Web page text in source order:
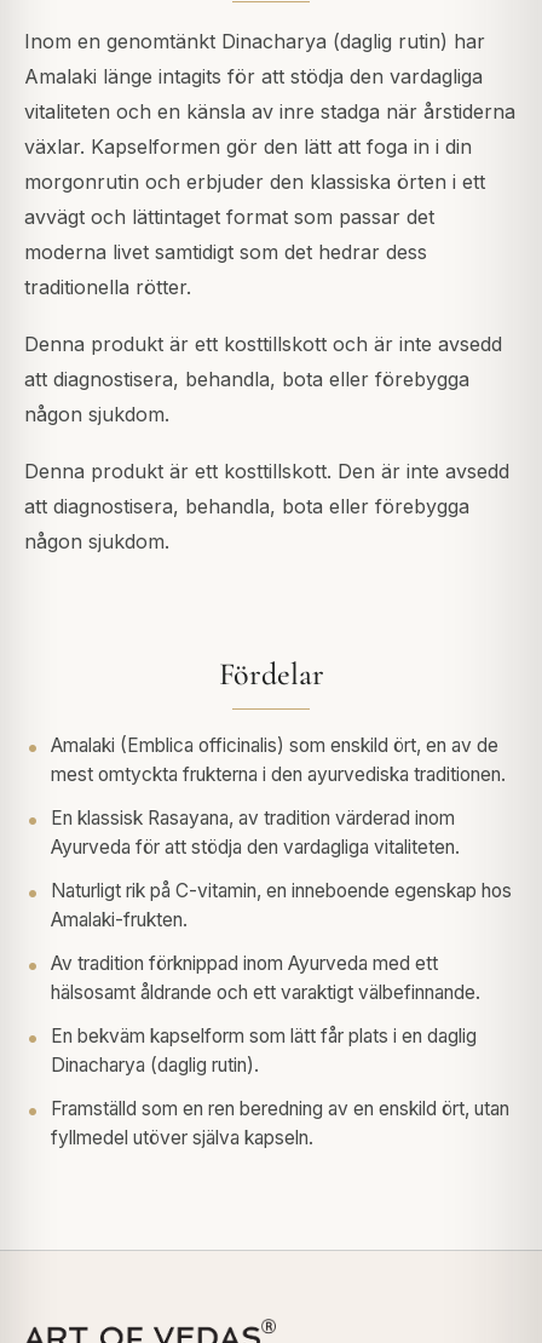
Inom en genomtänkt Dinacharya (daglig rutin) har
Amalaki länge intagits för att stödja den vardagliga
vitaliteten och en känsla av inre stadga när årstiderna
växlar. Kapselformen gör den lätt att foga in i din
morgonrutin och erbjuder den klassiska örten i ett
avvägt och lättintaget format som passar det
moderna livet samtidigt som det hedrar dess
traditionella rötter.
Denna produkt är ett kosttillskott och är inte avsedd
att diagnostisera, behandla, bota eller förebygga
någon sjukdom.
Denna produkt är ett kosttillskott. Den är inte avsedd
att diagnostisera, behandla, bota eller förebygga
någon sjukdom.
Fördelar
Amalaki (Emblica officinalis) som enskild ört, en av de
mest omtyckta frukterna i den ayurvediska traditionen.
En klassisk Rasayana, av tradition värderad inom
Ayurveda för att stödja den vardagliga vitaliteten.
Naturligt rik på C-vitamin, en inneboende egenskap hos
Amalaki-frukten.
Av tradition förknippad inom Ayurveda med ett
hälsosamt åldrande och ett varaktigt välbefinnande.
En bekväm kapselform som lätt får plats i en daglig
Dinacharya (daglig rutin).
Framställd som en ren beredning av en enskild ört, utan
fyllmedel utöver själva kapseln.